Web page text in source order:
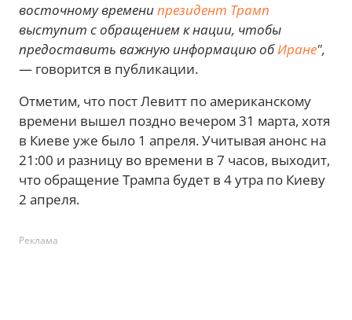
восточному временипрезидент Трамп
выступит с обращением к нации, чтобы
предоставить важную информацию обИране",
— говорится в публикации.
Отметим, что пост Левитт по американскому
времени вышел поздно вечером 31 марта, хотя
в Киеве уже было 1 апреля. Учитывая анонс на
21:00 и разницу во времени в 7 часов, выходит,
что обращение Трампа будет в 4 утра по Киеву
2 апреля.
Реклама